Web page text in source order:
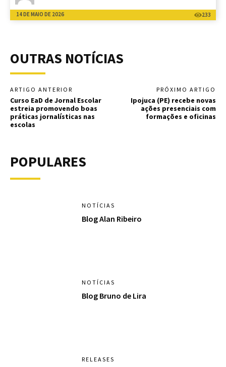
14 DE MAIO DE 2026 233
OUTRAS NOTÍCIAS
ARTIGO ANTERIOR
Curso EaD de Jornal Escolar
estreia promovendo boas
práticas jornalísticas nas
escolas
PRÓXIMO ARTIGO
Ipojuca (PE) recebe novas
ações presenciais com
formações e oficinas
POPULARES
NOTÍCIAS
Blog Alan Ribeiro
NOTÍCIAS
Blog Bruno de Lira
RELEASES